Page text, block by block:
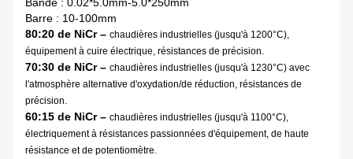
Bande : 0.02*5.0mm-5.0*250mm
Barre : 10-100mm
80:20 de NiCr – chaudières industrielles (jusqu'à 1200°C),
équipement à cuire électrique, résistances de précision.
70:30 de NiCr – chaudières industrielles (jusqu'à 1230°C) avec
l'atmosphère alternative d'oxydation/de réduction, résistances de
précision.
60:15 de NiCr – chaudières industrielles (jusqu'à 1100°C),
électriquement à résistances passionnées d'équipement, de haute
résistance et de potentiomètre.